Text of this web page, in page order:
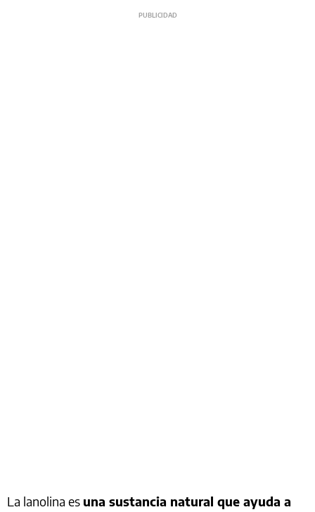
La lanolina es una sustancia natural que ayuda a